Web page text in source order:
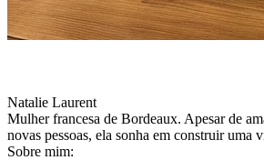
Natalie Laurent
Mulher francesa de Bordeaux. Apesar de
novas pessoas, ela sonha em construir uma
Sobre mim: